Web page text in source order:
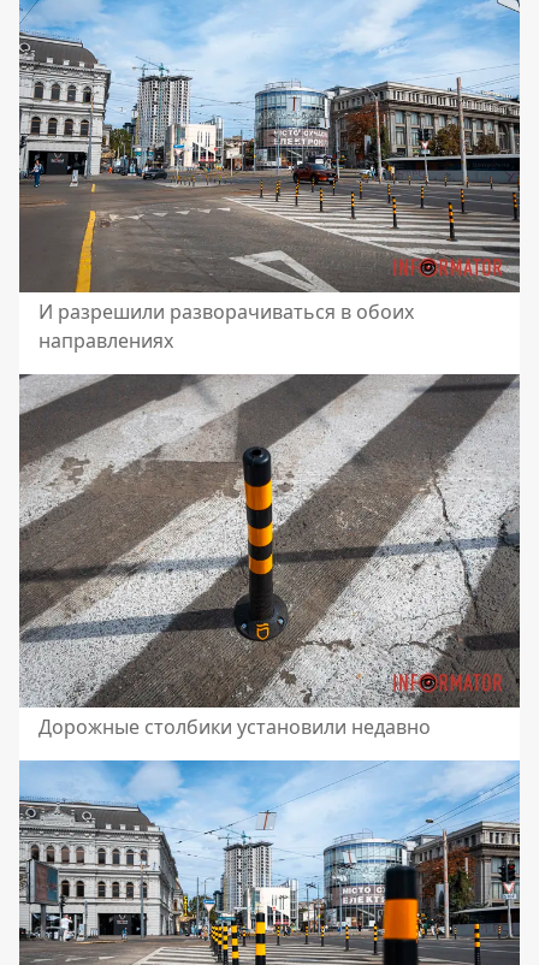
И разрешили разворачиваться в обоих
направлениях
Дорожные столбики установили недавно